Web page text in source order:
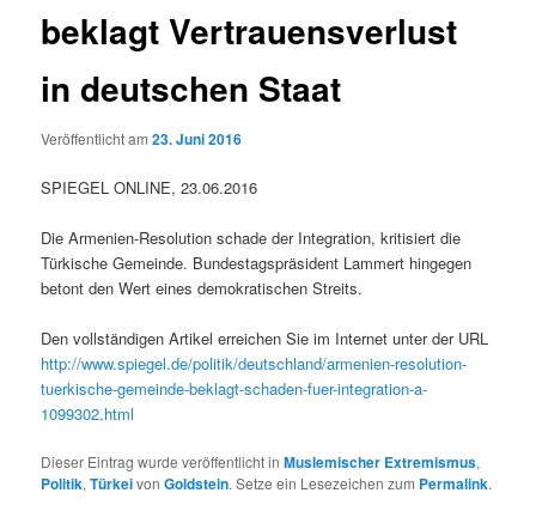
beklagt Vertrauensverlust
in deutschen Staat
Veröffentlicht am23. Juni 2016
SPIEGEL ONLINE, 23.06.2016
Die Armenien-Resolution schade der Integration, kritisiert die
Türkische Gemeinde. Bundestagspräsident Lammert hingegen
betont den Wert eines demokratischen Streits.
Den vollständigen Artikel erreichen Sie im Internet unter der URL
http://www.spiegel.de/politik/deutschland/armenien-resolution-
tuerkische-gemeinde-beklagt-schaden-fuer-integration-a-
1099302.html
Dieser Eintrag wurde veröffentlicht inMuslemischer Extremismus,
Politik,TürkeivonGoldstein. Setze ein Lesezeichen zum Permalink.